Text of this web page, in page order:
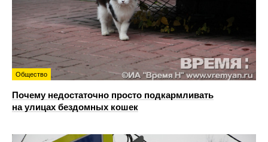
Общество
Почему недостаточно просто подкармливать
на улицах бездомных кошек